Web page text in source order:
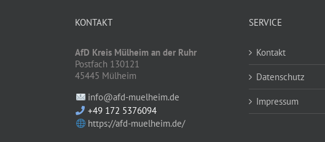
KONTAKT
AfD Kreis Mülheim an der Ruhr
Postfach 130121
45445 Mülheim
info@afd-muelheim.de
+49 172 5376094
https://afd-muelheim.de/
SERVICE
Kontakt
Datenschutz
Impressum